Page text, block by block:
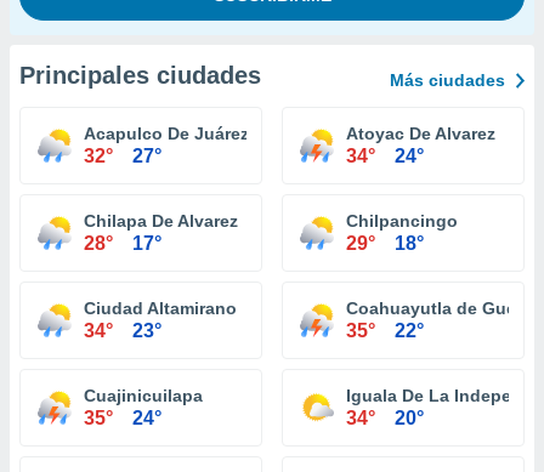
Principales ciudades Más ciudades
Acapulco De Juárez
32° 27°
Atoyac De Alvarez
34° 24°
Chilapa De Alvarez
28° 17°
Chilpancingo
29° 18°
Ciudad Altamirano
34° 23°
Coahuayutla de
35° 22°
Cuajinicuilapa
35° 24°
Iguala De La
34° 20°